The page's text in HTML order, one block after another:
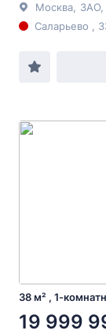
Москва ЗАО
Саларьево ,
38 м² , 1-
19 999